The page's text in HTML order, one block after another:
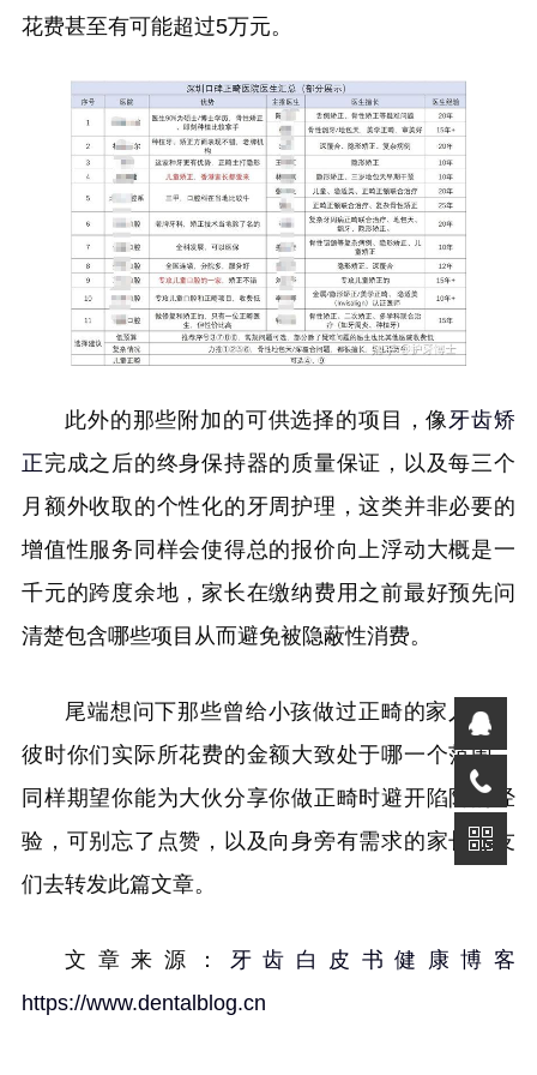
花费甚至有可能超过5万元。
此外的那些附加的可供选择的项目，像牙齿矫
正完成之后的终身保持器的质量保证，以及每三个
月额外收取的个性化的牙周护理，这类并非必要的
增值性服务同样会使得总的报价向上浮动大概是一
千元的跨度余地，家长在缴纳费用之前最好预先问
清楚包含哪些项目从而避免被隐蔽性消费。
尾端想问下那些曾给小孩做过正畸的家人们，
彼时你们实际所花费的金额大致处于哪一个范围，
同样期望你能为大伙分享你做正畸时避开陷阱的经
验，可别忘了点赞，以及向身旁有需求的家长朋友
们去转发此篇文章。
文章来源： 牙齿白皮书健康博客
https://www.dentalblog.cn